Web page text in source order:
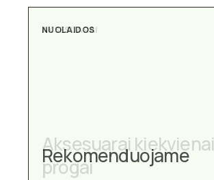
NUOLAIDOS
Rekomenduojame
AKSESUARAI
Aksesuarai kiekvienai
progai